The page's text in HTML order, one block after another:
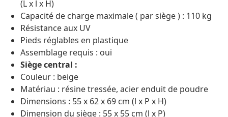
(L x l x H)
Capacité de charge maximale ( par siège ) : 110 kg
Résistance aux UV
Pieds réglables en plastique
Assemblage requis : oui
Siège central :
Couleur : beige
Matériau : résine tressée, acier enduit de poudre
Dimensions : 55 x 62 x 69 cm (l x P x H)
Dimension du siège : 55 x 55 cm (l x P)